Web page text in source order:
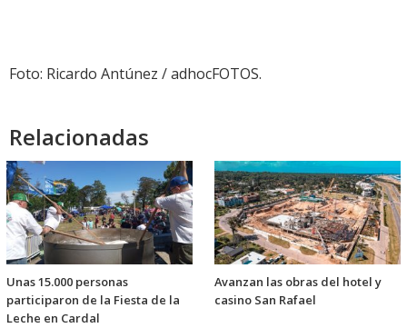
Foto: Ricardo Antúnez / adhocFOTOS.
Relacionadas
Unas 15.000 personas
participaron de la Fiesta de la
Leche en Cardal
Avanzan las obras del hotel y
casino San Rafael